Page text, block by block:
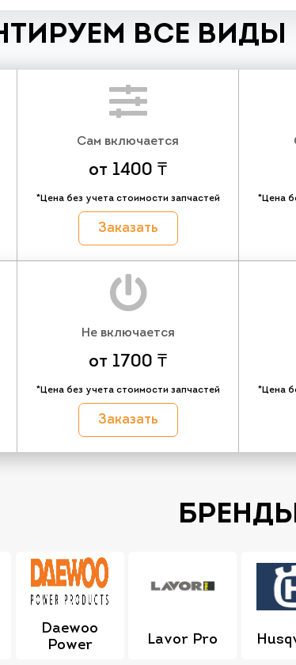
ВСЕ ВИДЫ
Сам включается
от 1400 ₸
*Цена без учета стоимости запчастей
Заказать
*Цена
Не включается
от 1700 ₸
*Цена без учета стоимости запчастей
Заказать
*Цена
Daewoo
Power
Lavor Pro